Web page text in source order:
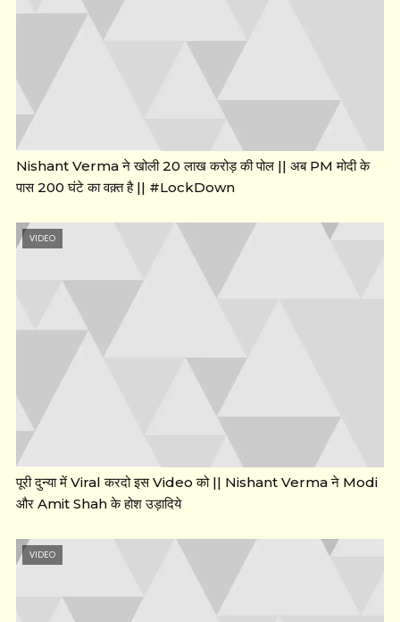
Nishant Verma ने खोली 20 लाख करोड़ की पोल || अब PM मोदी के
पास 200 घंटे का वक़्त है || #LockDown
VIDEO
पूरी दुन्या में Viral करदो इस Video को || Nishant Verma ने Modi
और Amit Shah के होश उड़ादिये
VIDEO